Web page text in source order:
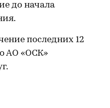
до начала
последних 12
АО «ОСК»